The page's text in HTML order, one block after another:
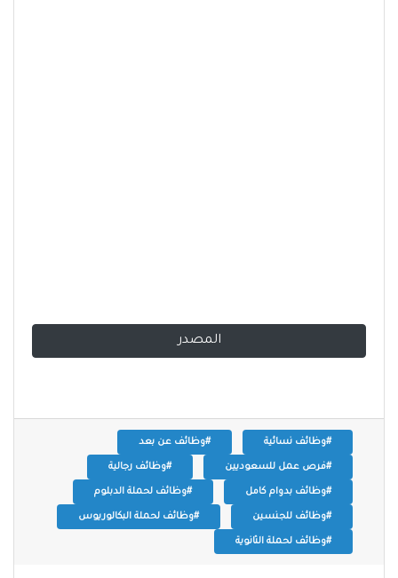
المصدر
#وظائف نسائية #وظائف عن بعد
#فرص عمل للسعوديين #وظائف رجالية
#وظائف بدوام كامل #وظائف لحملة الدبلوم
#وظائف للجنسين #وظائف لحملة البكالوريوس
#وظائف لحملة الثانوية